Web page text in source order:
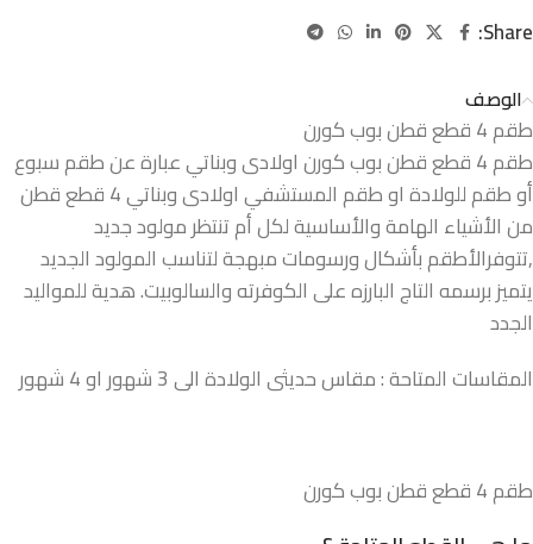
Share:
الوصف
طقم 4 قطع قطن بوب كورن
طقم 4 قطع قطن بوب كورن اولادى وبناتي عبارة عن طقم سبوع
أو طقم للولادة او طقم المستشفي اولادى وبناتي 4 قطع قطن
من الأشياء الهامة والأساسية لكل أم تنتظر مولود جديد
,تتوفرالأطقم بأشكال ورسومات مبهجة لتناسب المولود الجديد
يتميز برسمه التاج البارزه على الكوفرته والسالوبيت. هدية للمواليد
الجدد
المقاسات المتاحة : مقاس حديثى الولادة الى 3 شهور او 4 شهور
طقم 4 قطع قطن بوب كورن